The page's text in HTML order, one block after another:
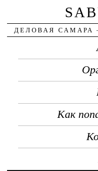
ДЕЛОВАЯ САМАРА
Как